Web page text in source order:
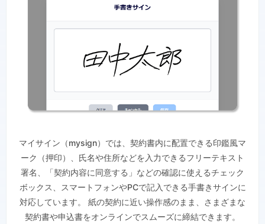
マイサイン（mysign）では、契約書内に配置できる印鑑風マ
ーク（押印）、氏名や住所などを入力できるフリーテキスト
署名、「契約内容に同意する」などの確認に使えるチェック
ボックス、スマートフォンやPCで記入できる手書きサインに
対応しています。 紙の契約に近い操作感のまま、さまざまな
契約書や申込書をオンラインでスムーズに締結できます。